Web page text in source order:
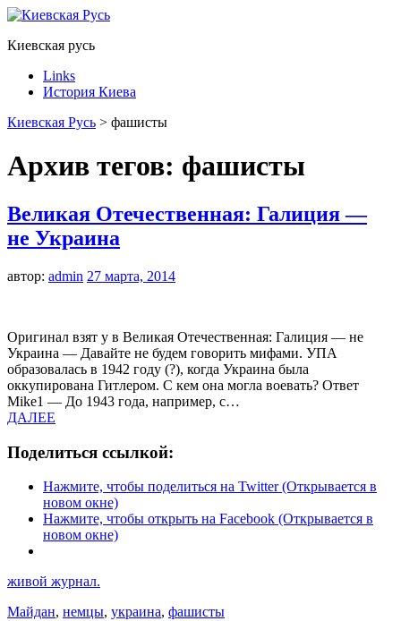
Киевская русь
Links
История Киева
Киевская Русь > фашисты
Архив тегов: фашисты
Великая Отечественная: Галиция —
не Украина
автор: admin 27 марта, 2014
Оригинал взят у в Великая Отечественная: Галиция — не
Украина — Давайте не будем говорить мифами. УПА
образовалась в 1942 году (?), когда Украина была
оккупирована Гитлером. С кем она могла воевать? Ответ
Mike1 — До 1943 года, например, с…
ДАЛЕЕ
Поделиться ссылкой:
Нажмите, чтобы поделиться на Twitter (Открывается в
новом окне)
Нажмите, чтобы открыть на Facebook (Открывается в
новом окне)
живой журнал.
Майдан, немцы, украина, фашисты